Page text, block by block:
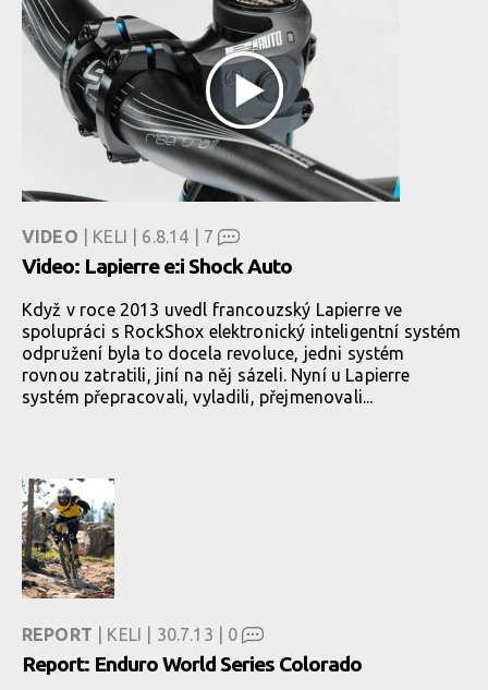
VIDEO | KELI | 6.8.14 | 7
Video: Lapierre e:i Shock Auto
Když v roce 2013 uvedl francouzský Lapierre ve
spolupráci s RockShox elektronický inteligentní systém
odpružení byla to docela revoluce, jedni systém
rovnou zatratili, jiní na něj sázeli. Nyní u Lapierre
systém přepracovali, vyladili, přejmenovali...
REPORT | KELI | 30.7.13 | 0
Report: Enduro World Series Colorado